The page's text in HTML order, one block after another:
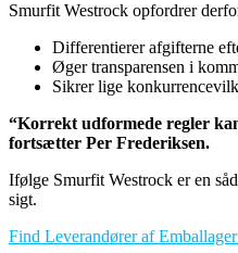
Smurfit Westrock opfordrer
Differentierer afgifterne
Øger transparensen i
Sikrer lige
“Korrekt udformede regler
fortsætter Per Frederiksen.
Ifølge Smurfit Westrock er en
sigt.
Find Leverandører af